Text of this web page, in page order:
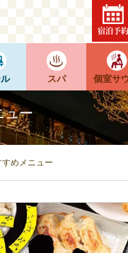
宿泊予約
スパ 個室サ
ュー
すめメニュー